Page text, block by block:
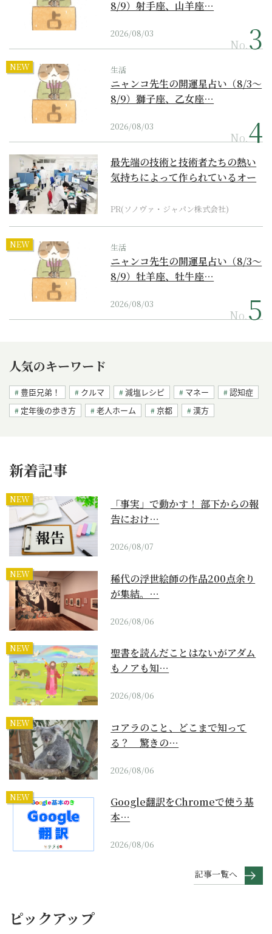
8/9）射手座、山羊座…
2026/08/03
No.
NEW 生活
ニャンコ先生の開運星占い（8/3～
8/9）獅子座、乙女座…
2026/08/03
No.
最先端の技術と技術者たちの熱い
気持ちによって作られているオー
PR(ソノヴァ・ジャパン株式会社)
NEW 生活
ニャンコ先生の開運星占い（8/3～
8/9）牡羊座、牡牛座…
2026/08/03
No.
人気のキーワード
豊臣兄弟！ クルマ 減塩レシピ マネー
認知症
定年後の歩き方
老人ホーム 京都 漢方
新着記事
NEW
「事実」で動かす！ 部下からの報
告におけ…
2026/08/07
NEW
稀代の浮世絵師の作品200点余り
が集結。…
2026/08/06
NEW
聖書を読んだことはないがアダム
もノアも知…
2026/08/06
NEW
コアラのこと、どこまで知って
る？ 驚きの…
2026/08/06
NEW
Google翻訳をChromeで使う基
本…
2026/08/06
記事一覧へ
ピックアップ